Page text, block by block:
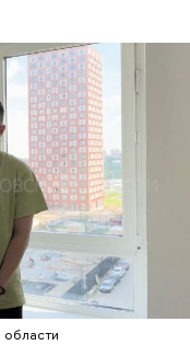
супругов
жалобами на
поставить
В них
попасть в
самое вещество
пострадавших.
области
РОДИТЕЛИ